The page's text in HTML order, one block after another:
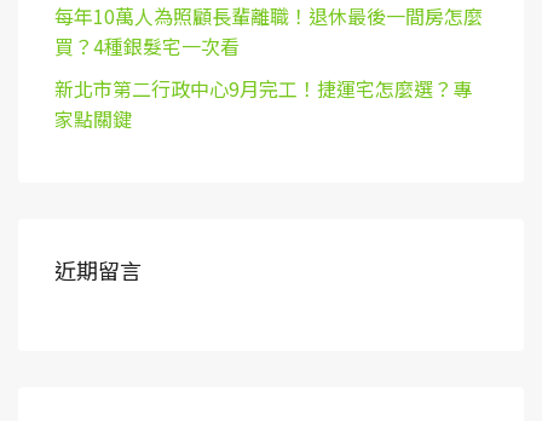
每年10萬人為照顧長輩離職！退休最後一間房怎麼
買？4種銀髮宅一次看
新北市第二行政中心9月完工！捷運宅怎麼選？專
家點關鍵
近期留言